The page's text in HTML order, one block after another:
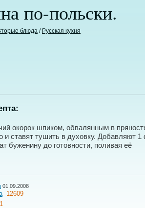
по-польски.
блюда / Русская кухня
окорок шпиком, обвалянным в
и ставят тушить в духовку. Добавляют 1
буженину до готовности, поливая её
01.09.2008
12609